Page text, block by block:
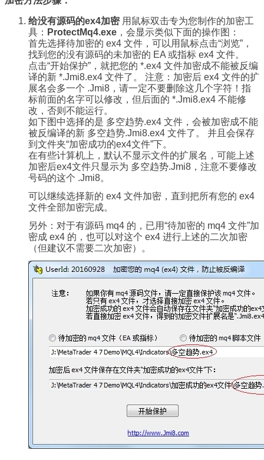
给没有源码的ex4加密 用鼠标双击专为您制作的加密工
具： ProtectMq4.exe ，会显示类似下面的操作图：
首先选择待加密的 ex4 文件，可以用鼠标点击“浏览”，
找到您的没有源码的未加密的 EA 或指标 ex4 文件。
点击“开始保护”，就把您的 *.ex4 文件加密成不能被反编
译的新 *.Jmi8.ex4 文件了。 注意：加密后 ex4 文件的扩
展名会多一个 .Jmi8，请一定不要删除这几个字符！指
标前面的名字可以修改，但后面的 *.Jmi8.ex4 不能修
改，否则不能运行。
如下图中选择的是 多空趋势.ex4 文件，会被加密成不能
被反编译的新 多空趋势.Jmi8.ex4 文件了。 并且会保存
到文件夹“加密成功的ex4文件”下。
在有些计算机上，默认不显示文件的扩展名，可能上述
加密后ex4文件只显示为 多空趋势.Jmi8，注意不要修改
号码的这个 .Jmi8。
可以继续选择新的 ex4 文件加密，直到把所有您的 ex4
文件全部加密完成。
另外：对于有源码 mq4 的，已用“待加密的 mq4 文件”加
密成 ex4 的，也可以对这个 ex4 进行上述的二次加密
（但建议不需要二次加密）。